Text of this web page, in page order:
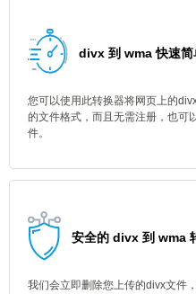
divx 到 wma 快速简
您可以使用此转换器将网页上的
的文件格式，而且无需注册，也可
件。
安全的 divx 到 wma
我们会立即删除您上传的divx文件